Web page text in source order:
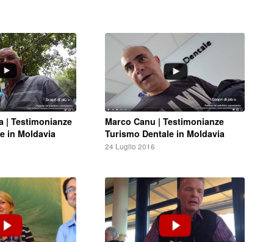
| Testimonianze
in Moldavia
Marco Canu | Testimonianze
Turismo Dentale in Moldavia
24 Luglio 2016